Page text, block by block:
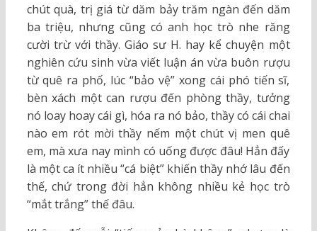
chút quà, trị giá từ dăm bảy trăm ngàn đến dăm
ba triệu, nhưng cũng có anh học trò nhe răng
cười trừ với thầy. Giáo sư H. hay kể chuyện một
nghiên cứu sinh vừa viết luận án vừa buôn rượu
từ quê ra phố, lúc “bảo vệ” xong cái phó tiến sĩ,
bèn xách một can rượu đến phòng thầy, tưởng
nó loay hoay cái gì, hóa ra nó bảo, thầy có cái chai
nào em rót mời thầy nếm một chút vị men quê
em, mà xưa nay mình có uống được đâu! Hẳn đấy
là một ca ít nhiều “cá biệt” khiến thầy nhớ lâu đến
thế, chứ trong đời hẳn không nhiều kẻ học trò
“mắt trắng” thế đâu.